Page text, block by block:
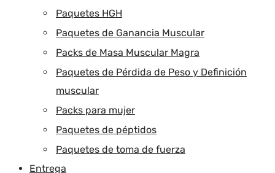
Paquetes HGH
Paquetes de Ganancia Muscular
Packs de Masa Muscular Magra
Paquetes de Pérdida de Peso y Definición
muscular
Packs para mujer
Paquetes de péptidos
Paquetes de toma de fuerza
Entrega